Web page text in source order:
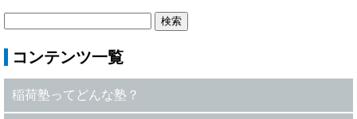
コンテンツ一覧
稲荷塾ってどんな塾？